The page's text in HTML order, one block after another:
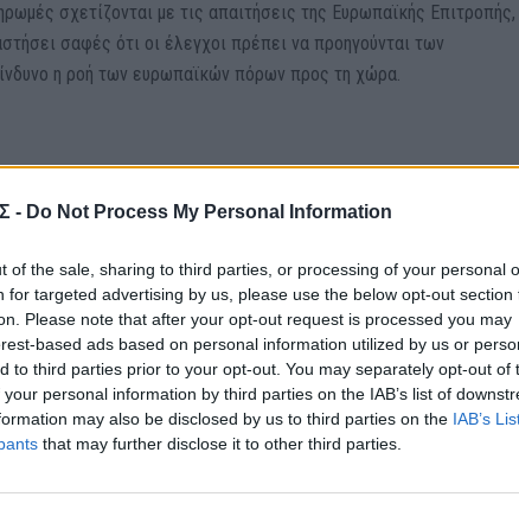
- Do Not Process My Personal Information
of the sale, sharing to third parties, or processing of your personal
for targeted advertising by us, please use the below opt-out section
Please note that after your opt-out request is processed you may
based ads based on personal information utilized by us or
to third parties prior to your opt-out. You may separately opt-out of
personal information by third parties on the IAB’s list of
may also be disclosed by us to third parties on the IAB’s
that may further disclose it to other third parties.
σχετίζονται με τις απαιτήσεις της Ευρωπαϊκής Επιτροπής,
σαφές ότι οι έλεγχοι πρέπει να προηγούνται των
η ροή των ευρωπαϊκών πόρων προς τη χώρα.